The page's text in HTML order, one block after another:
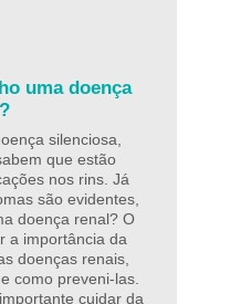
uma doença
silenciosa,
que estão
nos rins. Já
são evidentes,
doença renal? O
a importância da
doenças renais,
como preveni-las.
cuidar da